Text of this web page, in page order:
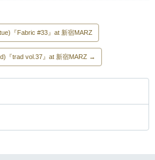
『Fabric #33』at 新宿MARZ
『trad vol.37』at 新宿MARZ →